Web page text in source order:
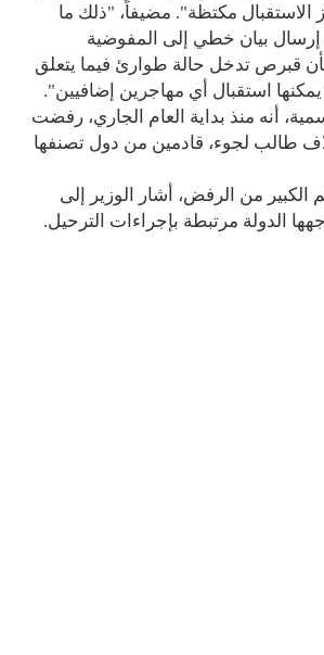
الاستقبال مكتظة". مضيفاً، "ذلك ما
بيان خطي إلى المفوضية
بأن قبرص تدخل حالة طوارئ فيما يتعلق
يمكنها استقبال أي مهاجرين إضافيين".
أنه منذ بداية العام الجاري، رفضت
ملف 4 آلاف طالب لجوء، قادمين من دول تصنفها
الكبير من الرفض، أشار الوزير إلى
الدولة مرتبطة بإجراءات الترحيل.